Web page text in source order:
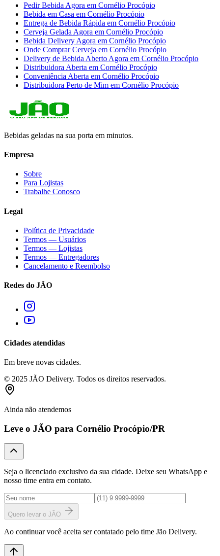
Pedir Bebida Agora em Cornélio Procópio
Bebida em Casa em Cornélio Procópio
Entrega de Bebida Rápida em Cornélio Procópio
Cerveja Gelada Agora em Cornélio Procópio
Bebida Delivery Agora em Cornélio Procópio
Onde Comprar Cerveja em Cornélio Procópio
Delivery de Bebida Aberto Agora em Cornélio Procópio
Distribuidora Aberta em Cornélio Procópio
Conveniência Aberta em Cornélio Procópio
Distribuidora Perto de Mim em Cornélio Procópio
Bebidas geladas na sua porta em minutos.
Empresa
Sobre
Para Lojistas
Trabalhe Conosco
Legal
Política de Privacidade
Termos — Usuários
Termos — Lojistas
Termos — Entregadores
Cancelamento e Reembolso
Redes do JÃO
Cidades atendidas
Em breve novas cidades.
© 2025 JÃO Delivery. Todos os direitos reservados.
Ainda não atendemos
Leve o JÃO para Cornélio Procópio/PR
Seja o licenciado exclusivo da sua cidade. Deixe seu WhatsApp e
nosso time entra em contato.
Quero levar o JÃO
Ao continuar você aceita ser contatado pelo time Jão Delivery.